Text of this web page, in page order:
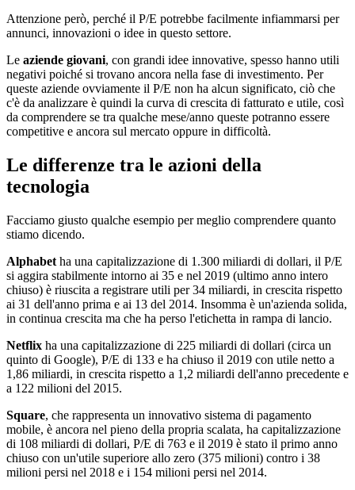
Attenzione però, perché il P/E potrebbe facilmente infiammarsi per
annunci, innovazioni o idee in questo settore.
Le aziende giovani, con grandi idee innovative, spesso hanno utili
negativi poiché si trovano ancora nella fase di investimento. Per
queste aziende ovviamente il P/E non ha alcun significato, ciò che
c'è da analizzare è quindi la curva di crescita di fatturato e utile, così
da comprendere se tra qualche mese/anno queste potranno essere
competitive e ancora sul mercato oppure in difficoltà.
Le differenze tra le azioni della
tecnologia
Facciamo giusto qualche esempio per meglio comprendere quanto
stiamo dicendo.
Alphabet ha una capitalizzazione di 1.300 miliardi di dollari, il P/E
si aggira stabilmente intorno ai 35 e nel 2019 (ultimo anno intero
chiuso) è riuscita a registrare utili per 34 miliardi, in crescita rispetto
ai 31 dell'anno prima e ai 13 del 2014. Insomma è un'azienda solida,
in continua crescita ma che ha perso l'etichetta in rampa di lancio.
Netflix ha una capitalizzazione di 225 miliardi di dollari (circa un
quinto di Google), P/E di 133 e ha chiuso il 2019 con utile netto a
1,86 miliardi, in crescita rispetto a 1,2 miliardi dell'anno precedente e
a 122 milioni del 2015.
Square, che rappresenta un innovativo sistema di pagamento
mobile, è ancora nel pieno della propria scalata, ha capitalizzazione
di 108 miliardi di dollari, P/E di 763 e il 2019 è stato il primo anno
chiuso con un'utile superiore allo zero (375 milioni) contro i 38
milioni persi nel 2018 e i 154 milioni persi nel 2014.